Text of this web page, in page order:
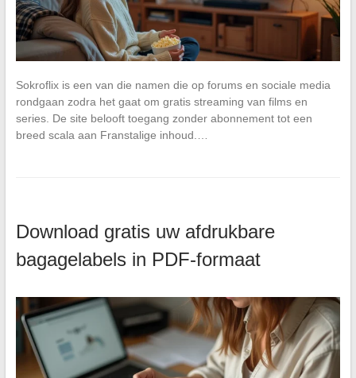
Sokroflix is een van die namen die op forums en sociale media
rondgaan zodra het gaat om gratis streaming van films en
series. De site belooft toegang zonder abonnement tot een
breed scala aan Franstalige inhoud.…
Download gratis uw afdrukbare
bagagelabels in PDF-formaat